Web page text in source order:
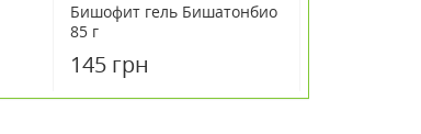
Бишофит гель Бишатонбио
85 г
145 грн